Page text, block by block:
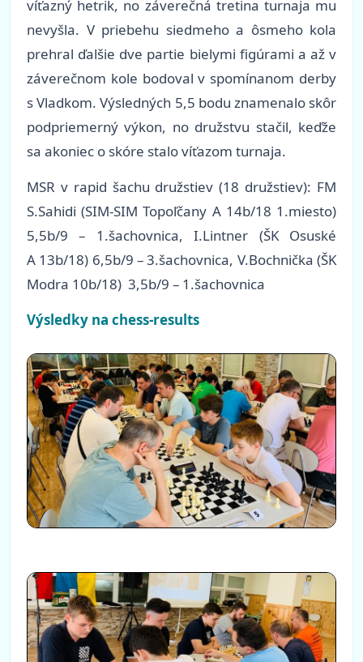
víťazný hetrik, no záverečná tretina turnaja mu
nevyšla. V priebehu siedmeho a ôsmeho kola
prehral ďalšie dve partie bielymi figúrami a až v
záverečnom kole bodoval v spomínanom derby
s Vladkom. Výsledných 5,5 bodu znamenalo skôr
podpriemerný výkon, no družstvu stačil, keďže
sa akoniec o skóre stalo víťazom turnaja.
MSR v rapid šachu družstiev (18 družstiev): FM
S.Sahidi (SIM-SIM Topoľčany A 14b/18 1.miesto)
5,5b/9 – 1.šachovnica, I.Lintner (ŠK Osuské
A 13b/18) 6,5b/9 – 3.šachovnica, V.Bochnička (ŠK
Modra 10b/18) 3,5b/9 – 1.šachovnica
Výsledky na chess-results